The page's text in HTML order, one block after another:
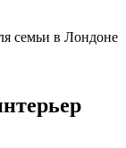
семьи в Лондоне